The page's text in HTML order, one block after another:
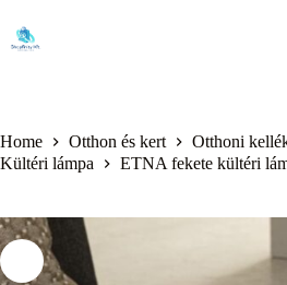
content
Home Otthon és kert
Otthoni
Kültéri lámpa
ETNA fekete kültéri